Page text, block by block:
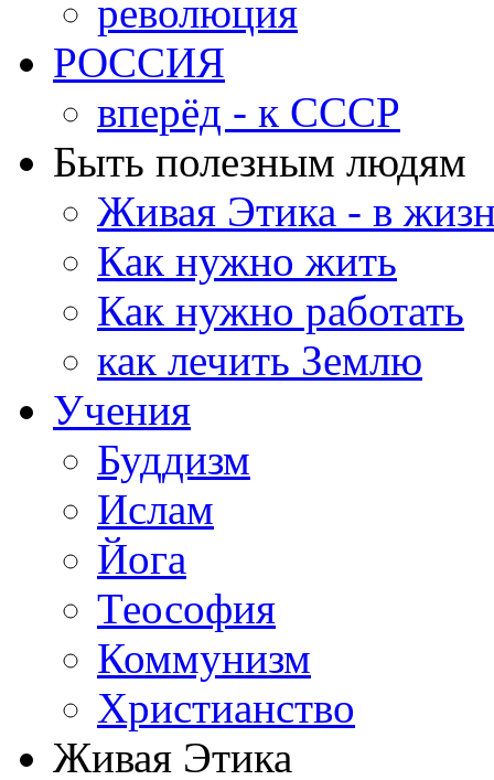
революция
РОССИЯ
вперёд - к СССР
Быть полезным людям
Живая Этика - в
Как нужно жить
Как нужно работать
как лечить Землю
Учения
Буддизм
Ислам
Йога
Теософия
Коммунизм
Христианство
Живая Этика